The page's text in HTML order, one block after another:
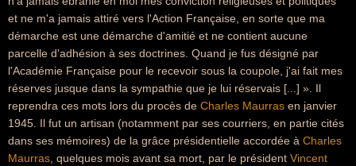
et ne m'a jamais attiré vers l'Action Française, en sorte que ma
démarche est une démarche d'amitié et ne contient aucune
parcelle d'adhésion à ses doctrines. Quand je fus désigné par
l'Académie Française pour le recevoir sous la coupole, j'ai fait mes
réserves jusque dans la sympathie que je lui réservais [...] ». Il
reprendra ces mots lors du procès de Charles Maurras en janvier
1945. Il fut un artisan (notamment par ses courriers, en partie cités
dans ses mémoires) de la grâce présidentielle accordée à Charles
Maurras , quelques mois avant sa mort, par le président Vincent